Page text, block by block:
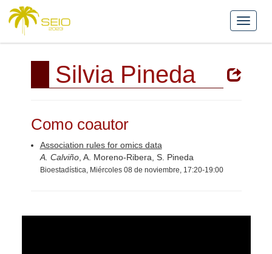
Silvia Pineda
Como coautor
Association rules for omics data
A. Calviño, A. Moreno-Ribera, S. Pineda
Bioestadística, Miércoles 08 de noviembre, 17:20-19:00